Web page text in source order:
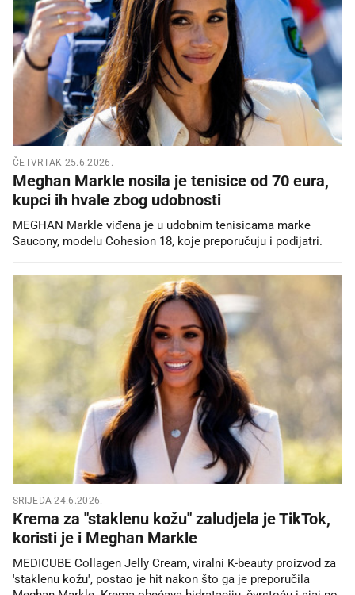
ČETVRTAK 25.6.2026.
Meghan Markle nosila je tenisice od 70 eura,
kupci ih hvale zbog udobnosti
MEGHAN Markle viđena je u udobnim tenisicama marke
Saucony, modelu Cohesion 18, koje preporučuju i podijatri.
SRIJEDA 24.6.2026.
Krema za "staklenu kožu" zaludjela je TikTok,
koristi je i Meghan Markle
MEDICUBE Collagen Jelly Cream, viralni K-beauty proizvod za
'staklenu kožu', postao je hit nakon što ga je preporučila